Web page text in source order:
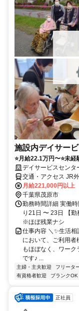
施設内デイサー
⭐月給22.1万円〜⭐未
デイサービスセンタ
交通・アクセス JR
約2〜3分
月給221,000円以上
千葉県茂原市
勤務時間詳細 実働
り21日 〜 23日 【
※ほぼ残業ナシ
仕事内容 ＼✨生活
において、ご利用
もほぼなく、ワー
です♪ ...
主婦・主夫歓迎 フリータ
有資格者歓迎
ブランクOK
正社員